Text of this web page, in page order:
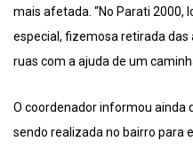
mais afetada. “No Parati 2000,
especial, fizemosa retirada
ruas com a ajuda de um
O coordenador informou ainda
sendo realizada no bairro para